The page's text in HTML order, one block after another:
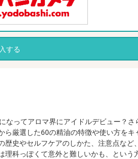
する
なってアロマ界にアイドルデビュー？
ら厳選した60の精油の特徴や使い方を
歴史やセルフケアのしかた、注意点な
理科っぽくて意外と難しいかも、とい